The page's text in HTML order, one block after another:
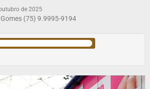
de 2025
(75) 9.9995-9194